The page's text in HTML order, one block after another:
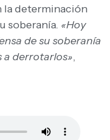
la determinación
soberanía. «Hoy
de su soberanía
a derrotarlos»,